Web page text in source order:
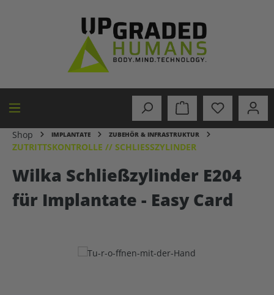
Shop IMPLANTATE ZUBEHÖR & INFRASTRUKTUR
ZUTRITTSKONTROLLE // SCHLIESSZYLINDER
Wilka Schließzylinder E204
für Implantate - Easy Card
Bildergalerie überspringen